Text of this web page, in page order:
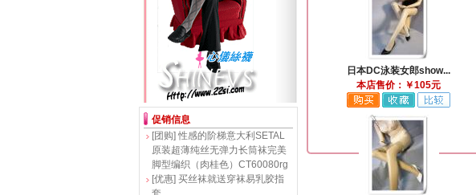
促销信息
[团购] 性感的阶梯意大利SETAL
原装超薄纯丝无弹力长筒袜完美
脚型编织（肉桂色）CT60080rg
[优惠] 买丝袜就送穿袜易乳胶指
日本DC泳装女郎show...
本店售价：￥105元